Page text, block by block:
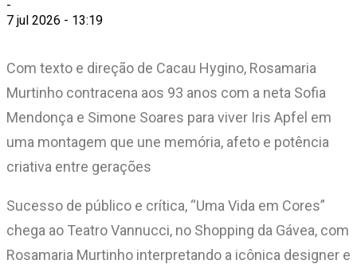
-
7 jul 2026 - 13:19
Com texto e direção de Cacau Hygino, Rosamaria
Murtinho contracena aos 93 anos com a neta Sofia
Mendonça e Simone Soares para viver Iris Apfel em
uma montagem que une memória, afeto e potência
criativa entre gerações
Sucesso de público e crítica, “Uma Vida em Cores”
chega ao Teatro Vannucci, no Shopping da Gávea, com
Rosamaria Murtinho interpretando a icônica designer e